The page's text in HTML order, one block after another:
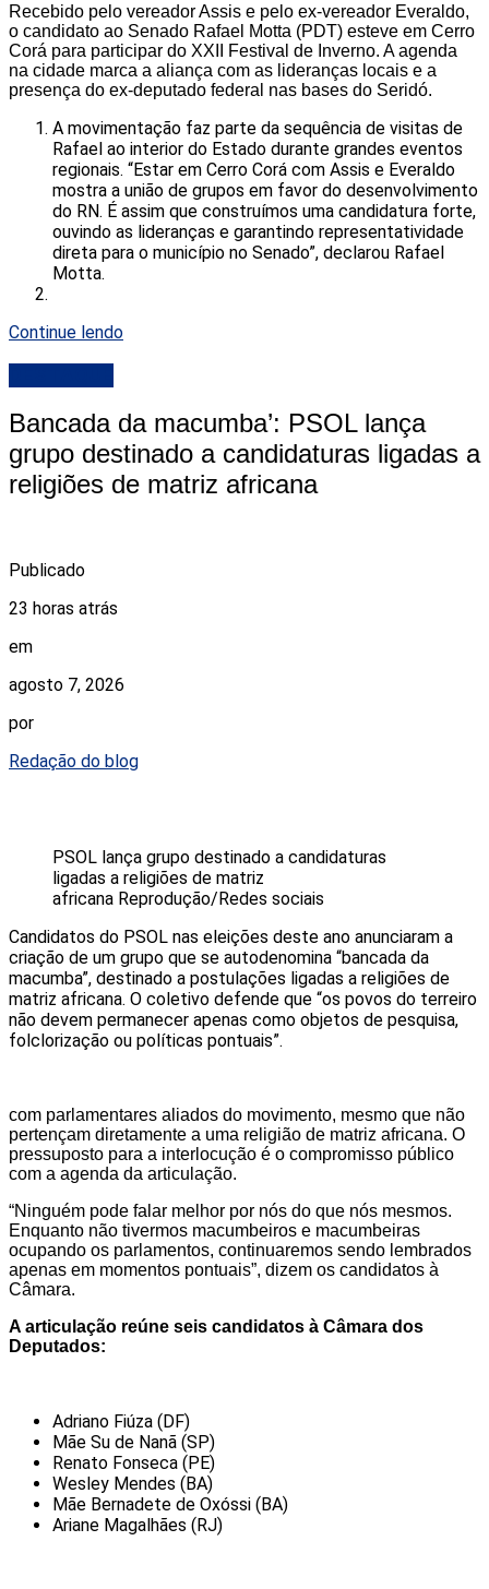
Recebido pelo vereador Assis e pelo ex-vereador Everaldo,
o candidato ao Senado Rafael Motta (PDT) esteve em Cerro
Corá para participar do XXII Festival de Inverno. A agenda
na cidade marca a aliança com as lideranças locais e a
presença do ex-deputado federal nas bases do Seridó.
A movimentação faz parte da sequência de visitas de
Rafael ao interior do Estado durante grandes eventos
regionais. “Estar em Cerro Corá com Assis e Everaldo
mostra a união de grupos em favor do desenvolvimento
do RN. É assim que construímos uma candidatura forte,
ouvindo as lideranças e garantindo representatividade
direta para o município no Senado”, declarou Rafael
Motta.
Continue lendo
Bancada da macumba’: PSOL lança
grupo destinado a candidaturas ligadas a
religiões de matriz africana
Publicado
23 horas atrás
em
agosto 7, 2026
por
Redação do blog
PSOL lança grupo destinado a candidaturas
ligadas a religiões de matriz
africana Reprodução/Redes sociais
Candidatos do PSOL nas eleições deste ano anunciaram a
criação de um grupo que se autodenomina “bancada da
macumba”, destinado a postulações ligadas a religiões de
matriz africana. O coletivo defende que “os povos do terreiro
não devem permanecer apenas como objetos de pesquisa,
folclorização ou políticas pontuais”.
com parlamentares aliados do movimento, mesmo que não
pertençam diretamente a uma religião de matriz africana. O
pressuposto para a interlocução é o compromisso público
com a agenda da articulação.
“Ninguém pode falar melhor por nós do que nós mesmos.
Enquanto não tivermos macumbeiros e macumbeiras
ocupando os parlamentos, continuaremos sendo lembrados
apenas em momentos pontuais”, dizem os candidatos à
Câmara.
A articulação reúne seis candidatos à Câmara dos
Deputados:
Adriano Fiúza (DF)
Mãe Su de Nanã (SP)
Renato Fonseca (PE)
Wesley Mendes (BA)
Mãe Bernadete de Oxóssi (BA)
Ariane Magalhães (RJ)